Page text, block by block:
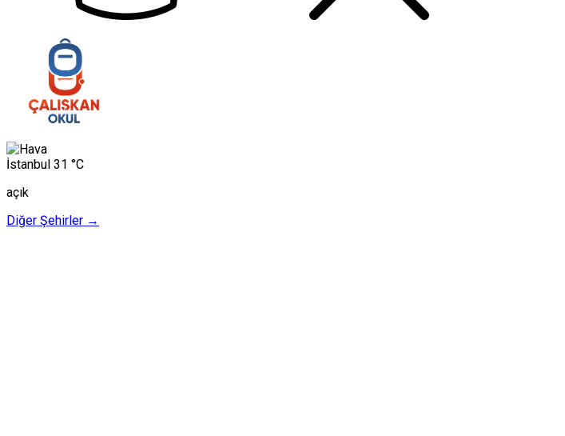
İstanbul 31 °C
açık
Diğer Şehirler →